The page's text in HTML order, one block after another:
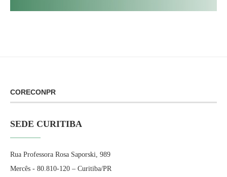
CORECONPR
SEDE CURITIBA
Rua Professora Rosa Saporski, 989
Mercês - 80.810-120 – Curitiba/PR